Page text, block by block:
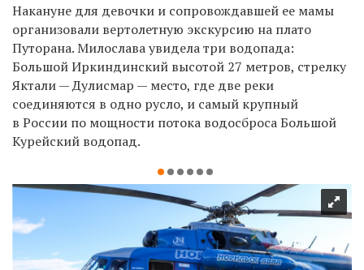
Накануне для девочки и сопровождавшей ее мамы
организовали вертолетную экскурсию на плато
Путорана. Милослава увидела три водопада:
Большой Иркиндинский высотой 27 метров, стрелку
Яктали — Дулисмар — место, где две реки
соединяются в одно русло, и самый крупный
в России по мощности потока водосброса Большой
Курейский водопад.